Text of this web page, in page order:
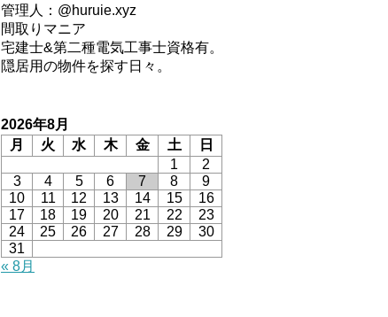
管理人：@huruie.xyz
間取りマニア
宅建士&第二種電気工事士資格有。
隠居用の物件を探す日々。
2026年8月
月
火 水 木 金 土
日
1
2
3
4 5 6 7 8
9
10
11 12 13 14 15
16
17
18 19 20 21 22
23
24
25 26 27 28 29
30
31
« 8月